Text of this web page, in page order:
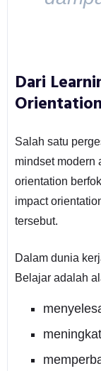
Dari
Orientation
Salah satu
mindset modern
orientation
impact
tersebut.
Dalam dunia
Belajar adalah